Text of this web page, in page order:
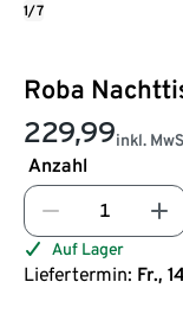
Roba
229,99inkl.
Anzahl
Auf Lager
Liefertermin: Fr.,
1/7